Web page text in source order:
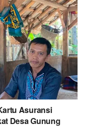
Asuransi
Desa Gunung